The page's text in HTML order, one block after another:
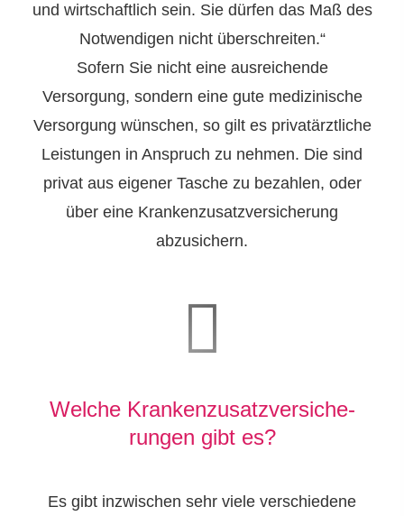
und wirtschaftlich sein. Sie dürfen das Maß des
Notwendigen nicht überschreiten.“
Sofern Sie nicht eine ausreichende
Versorgung, sondern eine gute medizinische
Versorgung wün­schen, so gilt es privatärztliche
Leistungen in Anspruch zu nehmen. Die sind
privat aus eigener Tasche zu bezahlen, oder
über eine Kranken­zusatz­ver­si­che­rung
abzusichern.
Welche Kranken­zusatz­ver­si­che­
rungen gibt es?
Es gibt inzwischen sehr viele verschiedene